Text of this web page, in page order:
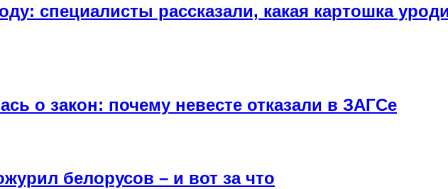
специалисты рассказали, какая картошка
о закон: почему невесте отказали в ЗАГСе
белорусов – и вот за что